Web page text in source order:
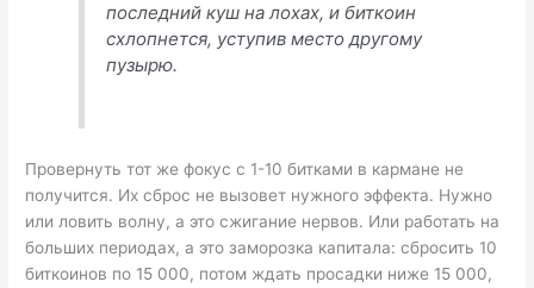
последний куш на лохах, и биткоин
схлопнется, уступив место другому
пузырю.
Провернуть тот же фокус с 1-10 битками в кармане не
получится. Их сброс не вызовет нужного эффекта. Нужно
или ловить волну, а это сжигание нервов. Или работать на
больших периодах, а это заморозка капитала: сбросить 10
биткоинов по 15 000, потом ждать просадки ниже 15 000,